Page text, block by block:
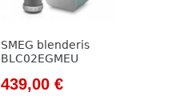
SMEG blenderis
BLC02EGMEU
Original
439,00 €Current